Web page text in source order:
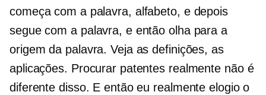
começa com a palavra, alfabeto, e depois
segue com a palavra, e então olha para a
origem da palavra. Veja as definições, as
aplicações. Procurar patentes realmente não é
diferente disso. E então eu realmente elogio o